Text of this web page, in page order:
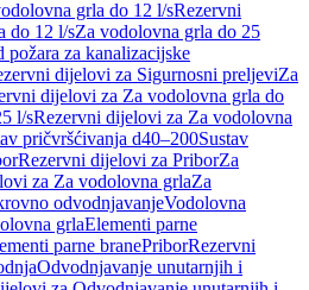
grla do 12 l/sRezervni
do 12 l/sZa vodolovna grla do 25
požara za kanalizacijske
dijelovi za Sigurnosni preljeviZa
dijelovi za Za vodolovna grla do
l/sRezervni dijelovi za Za vodolovna
pričvršćivanja d40–200Sustav
Rezervni dijelovi za PriborZa
za Za vodolovna grlaZa
odvodnjavanjeVodolovna
grlaElementi parne
parne branePriborRezervni
Odvodnjavanje unutarnjih i